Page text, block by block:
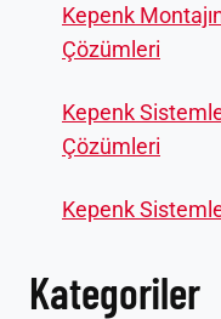
Kepenk
Çözümleri
Kepenk
Çözümleri
Kepenk
Kategoriler